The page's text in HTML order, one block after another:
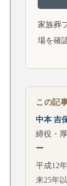
家族葬
場を確
この記
中本 吉
締役・
ー
平成12
来25年